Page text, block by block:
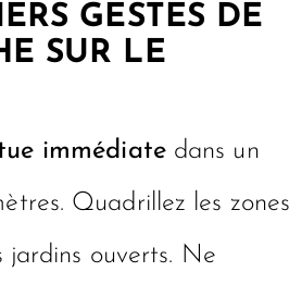
GESTES DE
SUR LE
immédiatedans un
Quadrillez les zones
jardins ouverts. Ne